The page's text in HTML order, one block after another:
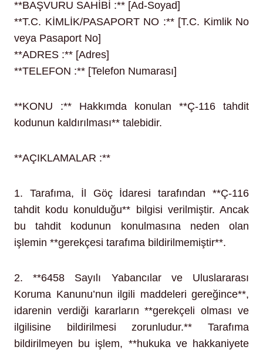
**BAŞVURU SAHİBİ :** [Ad-Soyad]
**T.C. KİMLİK/PASAPORT NO :** [T.C. Kimlik No
veya Pasaport No]
**ADRES :** [Adres]
**TELEFON :** [Telefon Numarası]
**KONU :** Hakkımda konulan **Ç-116 tahdit
kodunun kaldırılması** talebidir.
**AÇIKLAMALAR :**
1. Tarafıma, İl Göç İdaresi tarafından **Ç-116
tahdit kodu konulduğu** bilgisi verilmiştir. Ancak
bu tahdit kodunun konulmasına neden olan
işlemin **gerekçesi tarafıma bildirilmemiştir**.
2. **6458 Sayılı Yabancılar ve Uluslararası
Koruma Kanunu’nun ilgili maddeleri gereğince**,
idarenin verdiği kararların **gerekçeli olması ve
ilgilisine bildirilmesi zorunludur.** Tarafıma
bildirilmeyen bu işlem, **hukuka ve hakkaniyete